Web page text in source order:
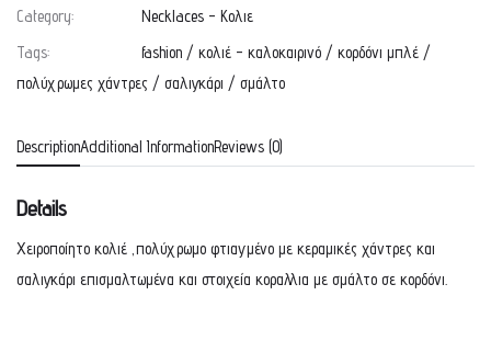
Category:
Necklaces - Κολιε
Tags:
fashion / κολιέ - καλοκαιρινό / κορδόνι μπλέ /
πολύχρωμες χάντρες / σαλιγκάρι / σμάλτο
DescriptionAdditional InformationReviews (0)
Details
Χειροποίητο κολιέ ,πολύχρωμο φτιαγμένο με κεραμικές χάντρες και
σαλιγκάρι επισμαλτωμένα και στοιχεία κοραλλια με σμάλτο σε κορδόνι.